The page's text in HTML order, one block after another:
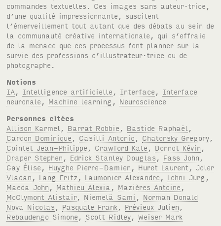
commandes textuelles. Ces images sans auteur·trice,
d’une qualité impressionnante, suscitent
l’émerveillement tout autant que des débats au sein de
la communauté créative internationale, qui s’effraie
de la menace que ces processus font planner sur la
survie des professions d’illustrateur·trice ou de
photographe.
Notions
IA, Intelligence artificielle , Interface , Interface
neuronale , Machine learning , Neuroscience
Personnes citées
Allison Karmel , Barrat Robbie , Bastide Raphaël ,
Cardon Dominique , Casilli Antonio , Chatonsky Gregory,
Cointet Jean-Philippe , Crawford Kate , Donnot Kévin ,
Draper Stephen , Edrick Stanley Douglas , Fass John ,
Gay Élise , Huyghe Pierre-Damien , Huret Laurent , Joler
Vladan , Lang Fritz , Laumonier Alexandre , Lehni Jürg ,
Maeda John , Mathieu Alexia , Mazières Antoine ,
McClymont Alistair, Niemelä Sami , Norman Donald
Nova Nicolas , Pasquale Frank, Prévieux Julien ,
Rebaudengo Simone , Scott Ridley,Weiser Mark